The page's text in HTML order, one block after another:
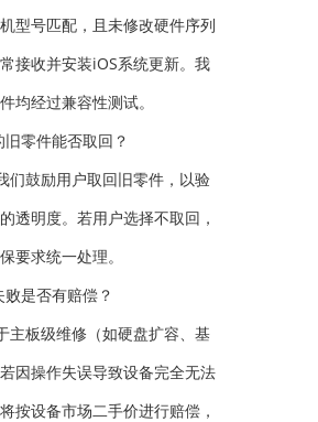
型号匹配，且未修改硬件序列
接收并安装iOS系统更新。我
均经过兼容性测试。
零件能否取回？
们鼓励用户取回旧零件，以验
透明度。若用户选择不取回，
要求统一处理。
是否有赔偿？
主板级维修（如硬盘扩容、基
因操作失误导致设备完全无法
按设备市场二手价进行赔偿，